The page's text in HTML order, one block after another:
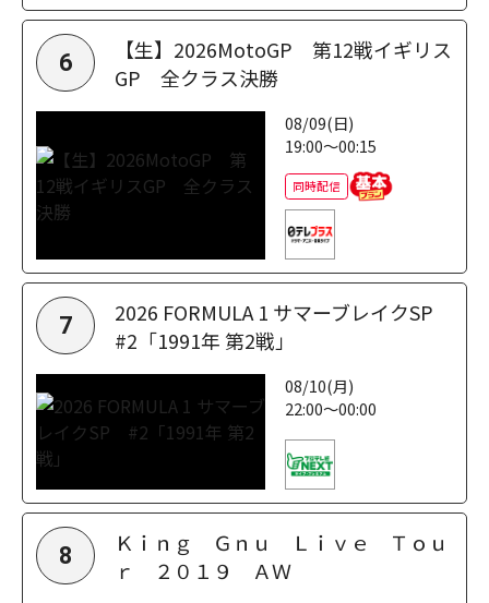
6
【生】2026MotoGP 第12戦イギリス
GP 全クラス決勝
08/09(日)
19:00～00:15
同時配信
7
2026 FORMULA 1 サマーブレイクSP
#2「1991年 第2戦」
08/10(月)
22:00～00:00
8
Ｋｉｎｇ Ｇｎｕ Ｌｉｖｅ Ｔｏｕ
ｒ ２０１９ ＡＷ